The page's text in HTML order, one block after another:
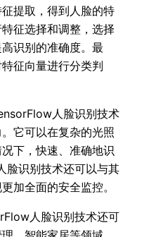
提取，得到人脸的特
征选择和调整，选择
识别的准确度。最
征向量进行分类判
人脸识别技术
它可以在复杂的光照
下，快速、准确地识
脸识别技术还可以与其
加全面的安全监控。
人脸识别技术还可